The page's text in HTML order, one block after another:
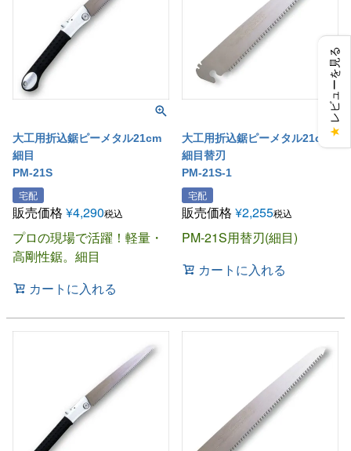
大工用折込鋸ピーメタル21cm
細目
PM-21S
宅配
販売価格 ¥4,290税込
プロの現場で活躍！軽量・
高剛性鋸。細目
カートに入れる
大工用折込鋸ピーメタル21cm
細目替刃
PM-21S-1
宅配
販売価格 ¥2,255税込
PM-21S用替刃(細目)
カートに入れる
★
レビューを見る